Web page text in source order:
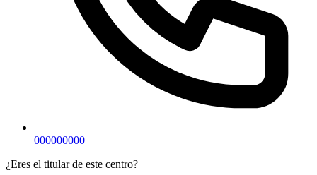
000000000
¿Eres el titular de este centro?